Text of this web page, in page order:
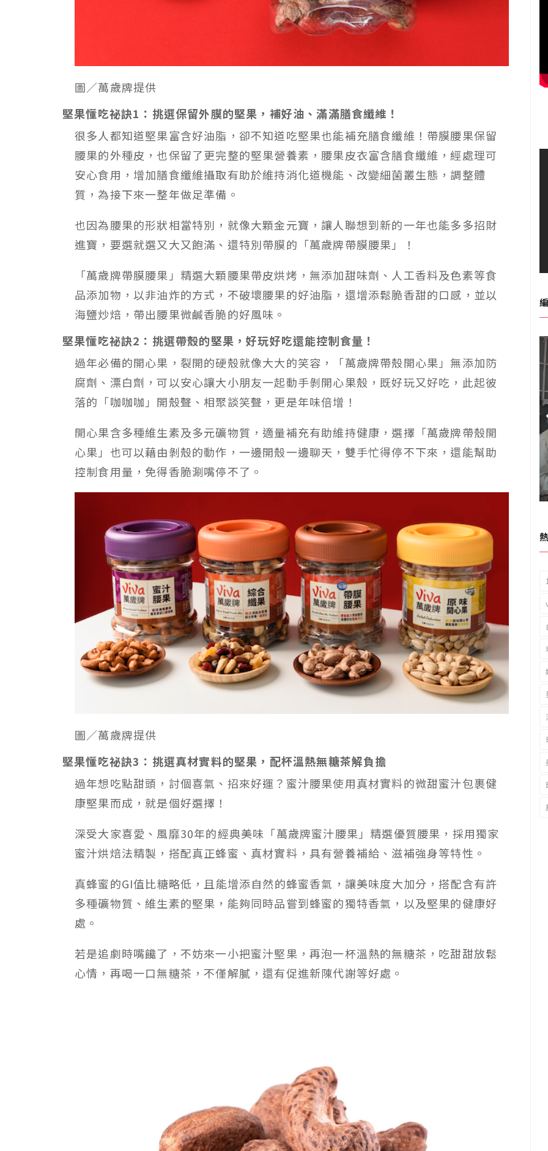
圖／萬歲牌提供
堅果懂吃祕訣1：挑選保留外膜的堅果，補好油、滿滿膳食纖維！
很多人都知道堅果富含好油脂，卻不知道吃堅果也能補充膳食纖維！帶膜腰果保留
腰果的外種皮，也保留了更完整的堅果營養素，腰果皮衣富含膳食纖維，經處理可
安心食用，增加膳食纖維攝取有助於維持消化道機能、改變細菌叢生態，調整體
質，為接下來一整年做足準備。
也因為腰果的形狀相當特別，就像大顆金元寶，讓人聯想到新的一年也能多多招財
進寶，要選就選又大又飽滿、還特別帶膜的「萬歲牌帶膜腰果」！
「萬歲牌帶膜腰果」精選大顆腰果帶皮烘烤，無添加甜味劑、人工香料及色素等食
品添加物，以非油炸的方式，不破壞腰果的好油脂，還增添鬆脆香甜的口感，並以
海鹽炒焙，帶出腰果微鹹香脆的好風味。
堅果懂吃祕訣2：挑選帶殼的堅果，好玩好吃還能控制食量！
過年必備的開心果，裂開的硬殼就像大大的笑容，「萬歲牌帶殼開心果」無添加防
腐劑、漂白劑，可以安心讓大小朋友一起動手剝開心果殼，既好玩又好吃，此起彼
落的「咖咖咖」開殼聲、相聚談笑聲，更是年味倍增！
開心果含多種維生素及多元礦物質，適量補充有助維持健康，選擇「萬歲牌帶殼開
心果」也可以藉由剝殼的動作，一邊開殼一邊聊天，雙手忙得停不下來，還能幫助
控制食用量，免得香脆涮嘴停不了。
圖／萬歲牌提供
堅果懂吃祕訣3：挑選真材實料的堅果，配杯溫熱無糖茶解負擔
過年想吃點甜頭，討個喜氣、招來好運？蜜汁腰果使用真材實料的微甜蜜汁包裹健
康堅果而成，就是個好選擇！
深受大家喜愛、風靡30年的經典美味「萬歲牌蜜汁腰果」精選優質腰果，採用獨家
蜜汁烘焙法精製，搭配真正蜂蜜、真材實料，具有營養補給、滋補強身等特性。
真蜂蜜的GI值比糖略低，且能增添自然的蜂蜜香氣，讓美味度大加分，搭配含有許
多種礦物質、維生素的堅果，能夠同時品嘗到蜂蜜的獨特香氣，以及堅果的健康好
處。
若是追劇時嘴饞了，不妨來一小把蜜汁堅果，再泡一杯溫熱的無糖茶，吃甜甜放鬆
心情，再喝一口無糖茶，不僅解膩，還有促進新陳代謝等好處。